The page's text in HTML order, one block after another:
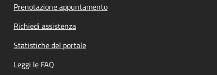
Prenotazione appuntamento
Richiedi assistenza
Statistiche del portale
Leggi le FAQ